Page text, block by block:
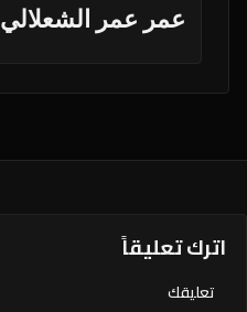
عمر عمر الشعلالي
اترك تعليقاً
تعليقك